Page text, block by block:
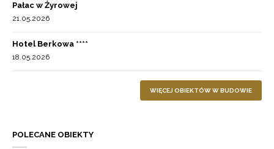
Pałac w Żyrowej
21.05.2026
Hotel Berkowa ****
18.05.2026
WIĘCEJ OBIEKTÓW W BUDOWIE
POLECANE OBIEKTY